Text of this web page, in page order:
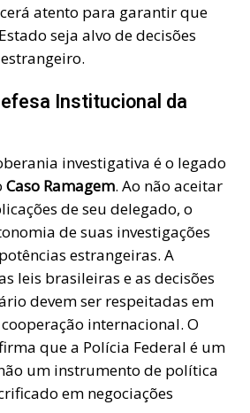
atento para garantir que
seja alvo de decisões
Institucional da
investigativa é o legado
Caso Ramagem. Ao não aceitar
de seu delegado, o
de suas investigações
estrangeiras. A
leis brasileiras e as decisões
devem ser respeitadas em
internacional. O
que a Polícia Federal é um
um instrumento de política
em negociações